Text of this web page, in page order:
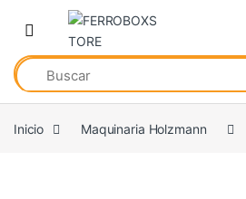
Skip to navigation
Skip to content
Inicio Maquinaria Holzmann